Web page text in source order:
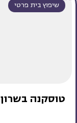
שיפוץ בית פרטי
טוסקנה בשרון